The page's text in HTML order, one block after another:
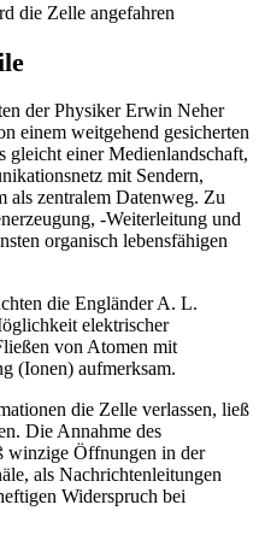
die Zelle angefahren
der Physiker Erwin Neher
einem weitgehend gesicherten
gleicht einer Medienlandschaft,
mit Sendern,
als zentralem Datenweg. Zu
-Weiterleitung und
organisch lebensfähigen
die Engländer A. L.
elektrischer
von Atomen mit
(Ionen) aufmerksam.
die Zelle verlassen, ließ
Die Annahme des
winzige Öffnungen in der
als Nachrichtenleitungen
Widerspruch bei